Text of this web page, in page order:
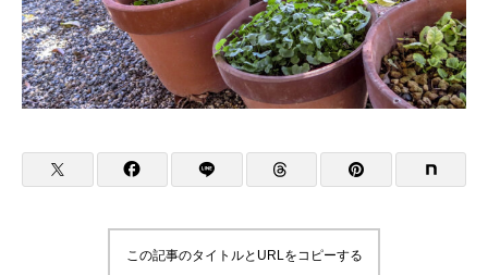
この記事のタイトルとURLをコピーする